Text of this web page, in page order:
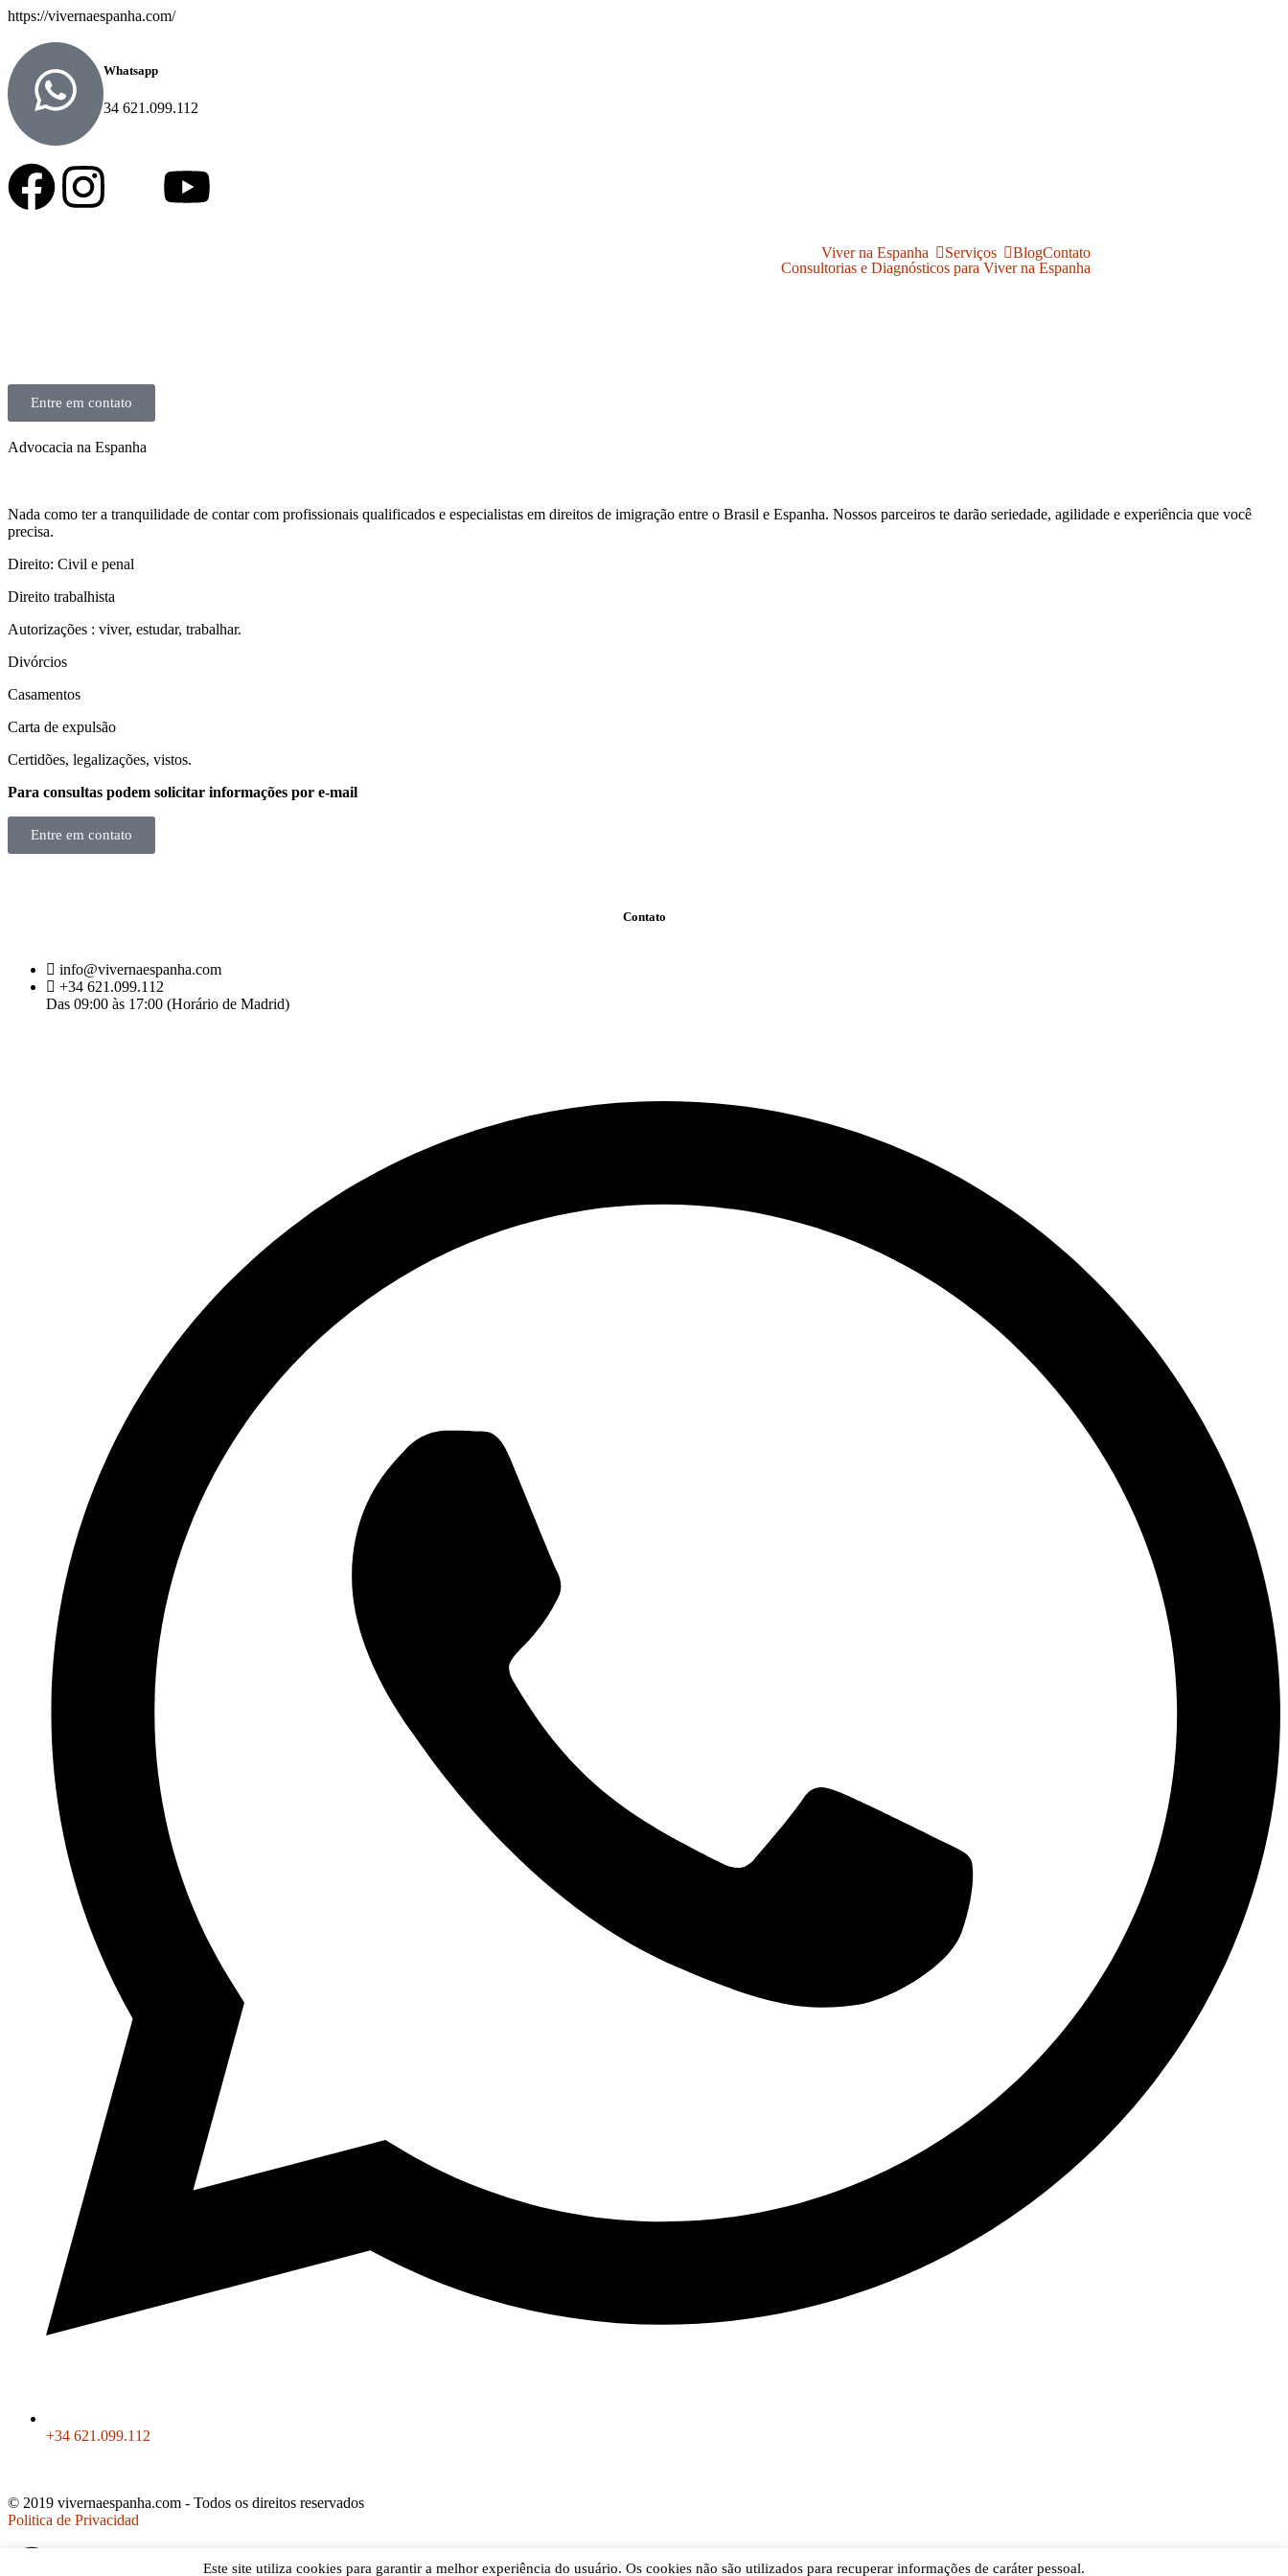
https://vivernaespanha.com/
Whatsapp
34 621.099.112
Viver na Espanha Serviços BlogContato
Consultorias e Diagnósticos para Viver na Espanha
Entre em contato
Advocacia na Espanha
Nada como ter a tranquilidade de contar com profissionais qualificados e especialistas em direitos de imigração entre o Brasil e Espanha. Nossos parceiros te darão seriedade, agilidade e experiência que você
precisa.
Direito: Civil e penal
Direito trabalhista
Autorizações : viver, estudar, trabalhar.
Divórcios
Casamentos
Carta de expulsão
Certidões, legalizações, vistos.
Para consultas podem solicitar informações por e-mail
Entre em contato
Contato
info@vivernaespanha.com
+34 621.099.112
Das 09:00 às 17:00 (Horário de Madrid)
+34 621.099.112
© 2019 vivernaespanha.com - Todos os direitos reservados
Politica de Privacidad
Este site utiliza cookies para garantir a melhor experiência do usuário. Os cookies não são utilizados para recuperar informações de caráter pessoal.